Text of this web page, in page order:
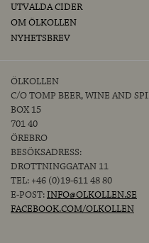
UTVALDA CIDER
OM ÖLKOLLEN
NYHETSBREV
ÖLKOLLEN
C/O TOMP BEER, WINE AND
BOX 15
701 40
ÖREBRO
BESÖKSADRESS:
DROTTNINGGATAN 11
TEL: +46 (0)19-611 48 80
E-POST:INFO@OLKOLLEN.SE
FACEBOOK.COM/OLKOLLEN